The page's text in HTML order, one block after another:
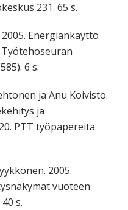
231. 65 s.
Energiankäyttö
6 s.
ja Anu Koivisto.
ja
PTT työpapereita
2005.
vuoteen
s.